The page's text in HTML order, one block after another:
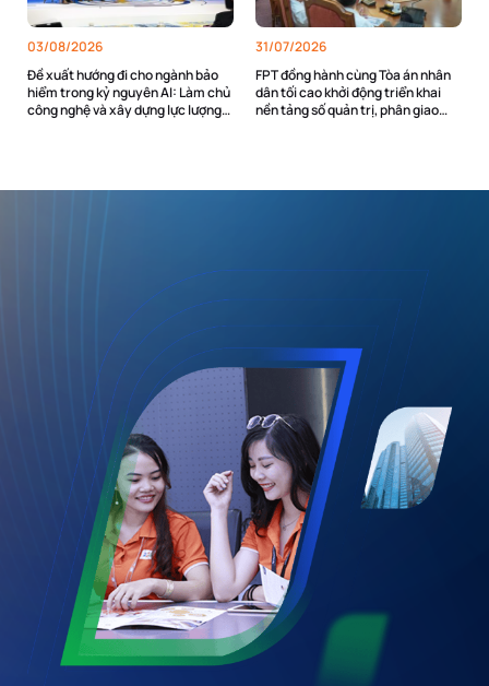
03/08/2026
Đề xuất hướng đi cho ngành bảo
hiểm trong kỷ nguyên AI: Làm chủ
công nghệ và xây dựng lực lượng
31/07/2026
FPT đồng hành cùng Tòa án nhân
dân tối cao khởi động triển khai
nền tảng số quản trị, phân giao